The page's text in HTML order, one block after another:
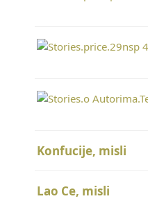
Konfucije, misli
Lao Ce, misli